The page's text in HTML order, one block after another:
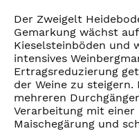
Der Zweigelt
Gemarkung wächst
Kieselsteinböden und
intensives
Ertragsreduzierung
der Weine zu
mehreren
Verarbeitung mit
Maischegärung und